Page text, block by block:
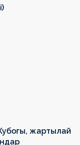
, жартылай